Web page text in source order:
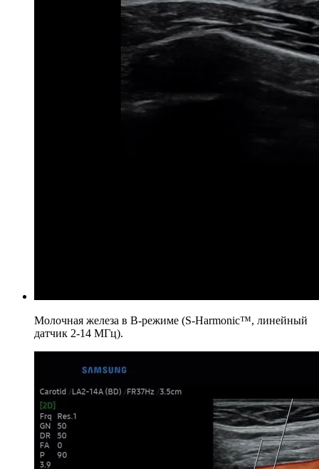
Молочная железа в B-режиме (S-Harmonic™, линейный
датчик 2-14 МГц).